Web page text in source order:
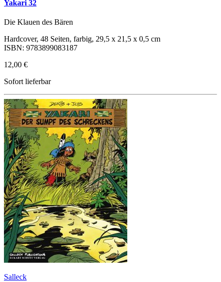
Yakari 32
Die Klauen des Bären
Hardcover, 48 Seiten, farbig, 29,5 x 21,5 x 0,5 cm
ISBN: 9783899083187
12,00 €
Sofort lieferbar
Salleck